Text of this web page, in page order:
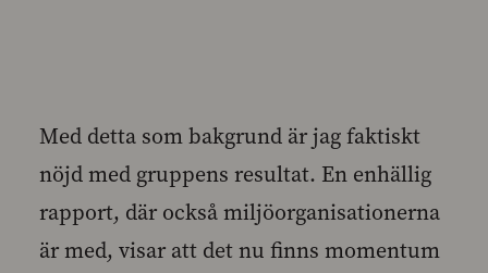
Med detta som bakgrund är jag faktiskt
nöjd med gruppens resultat. En enhällig
rapport, där också miljöorganisationerna
är med, visar att det nu finns momentum